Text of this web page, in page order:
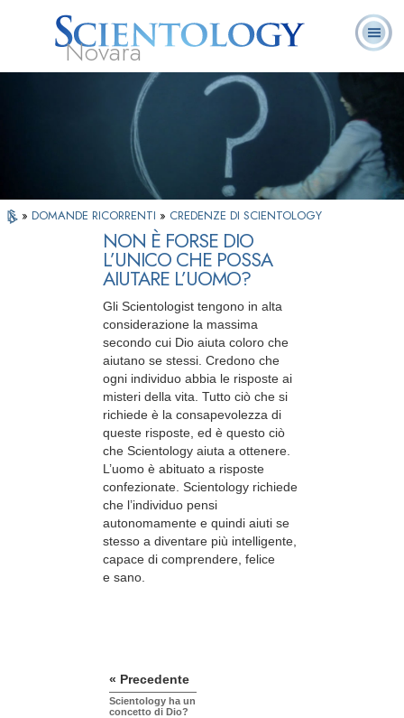
Novara
Che cos’è
Scientology?
Ministri
Volontari
Domande
ricorrenti
» DOMANDE RICORRENTI » CREDENZE DI SCIENTOLOGY
NON È FORSE DIO
L’UNICO CHE POSSA
AIUTARE L’UOMO?
Gli Scientologist tengono in alta
considerazione la massima
secondo cui Dio aiuta coloro che
aiutano se stessi. Credono che
ogni individuo abbia le risposte ai
misteri della vita. Tutto ciò che si
richiede è la consapevolezza di
queste risposte, ed è questo ciò
che Scientology aiuta a ottenere.
L’uomo è abituato a risposte
confezionate. Scientology richiede
che l’individuo pensi
autonomamente e quindi aiuti se
stesso a diventare più intelligente,
capace di comprendere, felice
e sano.
« Precedente
Scientology ha un
concetto di Dio?